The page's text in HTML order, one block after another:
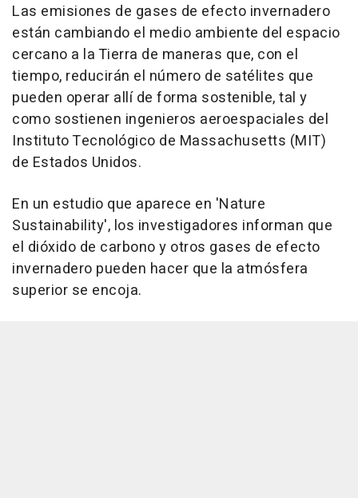
Las emisiones de gases de efecto invernadero
están cambiando el medio ambiente del espacio
cercano a la Tierra de maneras que, con el
tiempo, reducirán el número de satélites que
pueden operar allí de forma sostenible, tal y
como sostienen ingenieros aeroespaciales del
Instituto Tecnológico de Massachusetts (MIT)
de Estados Unidos.
En un estudio que aparece en 'Nature
Sustainability', los investigadores informan que
el dióxido de carbono y otros gases de efecto
invernadero pueden hacer que la atmósfera
superior se encoja.